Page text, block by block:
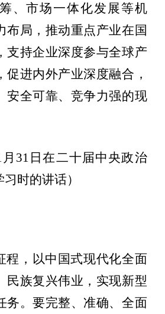
、市场一体化发展等机
布局，推动重点产业在国
支持企业深度参与全球产
促进内外产业深度融合，
安全可靠、竞争力强的现
月31日在二十届中央政治
时的讲话）
程，以中国式现代化全面
民族复兴伟业，实现新型
务。要完整、准确、全面